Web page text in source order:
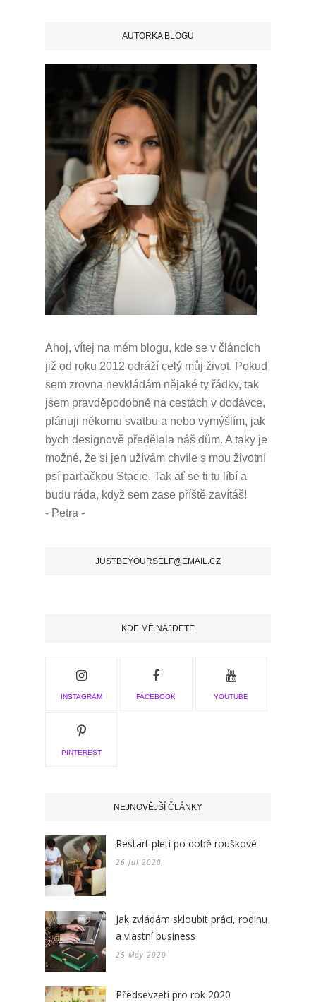
AUTORKA BLOGU
Ahoj, vítej na mém blogu, kde se v článcích
již od roku 2012 odráží celý můj život. Pokud
sem zrovna nevkládám nějaké ty řádky, tak
jsem pravděpodobně na cestách v dodávce,
plánuji někomu svatbu a nebo vymýšlím, jak
bych designově předělala náš dům. A taky je
možné, že si jen užívám chvíle s mou životní
psí parťačkou Stacie. Tak ať se ti tu líbí a
budu ráda, když sem zase příště zavítáš!
- Petra -
JUSTBEYOURSELF@EMAIL.CZ
KDE MĚ NAJDETE
INSTAGRAM FACEBOOK YOUTUBE
PINTEREST
NEJNOVĚJŠÍ ČLÁNKY
Restart pleti po době rouškové
26 Jul 2020
Jak zvládám skloubit práci, rodinu
a vlastní business
25 May 2020
Předsevzetí pro rok 2020